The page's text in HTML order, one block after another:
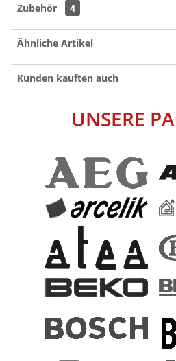
Zubehör 4
Ähnliche Artikel
Kunden kauften auch
UNSERE